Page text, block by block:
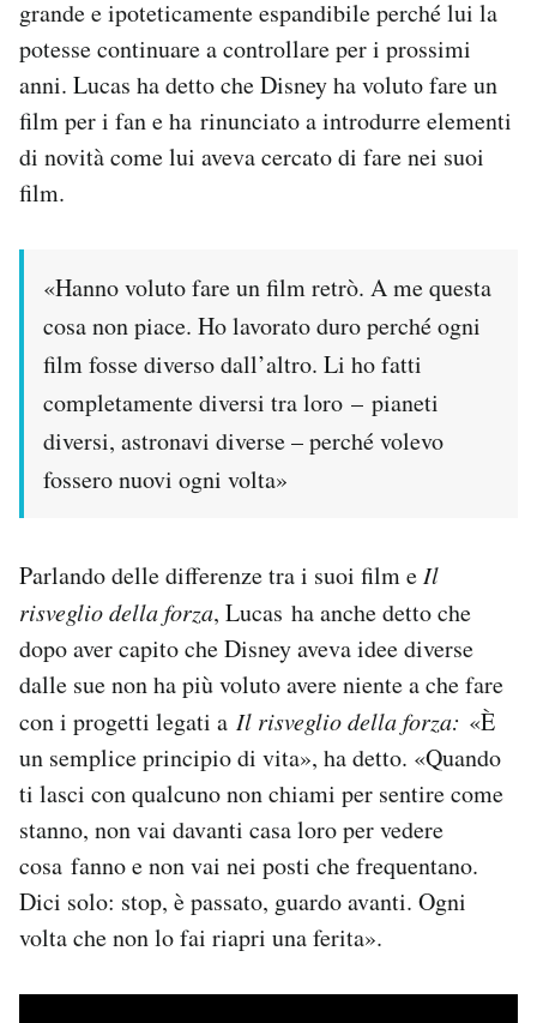
grande e ipoteticamente espandibile perché lui la
potesse continuare a controllare per i prossimi
anni. Lucas ha detto che Disney ha voluto fare un
film per i fan e ha rinunciato a introdurre elementi
di novità come lui aveva cercato di fare nei suoi
film.
«Hanno voluto fare un film retrò. A me questa
cosa non piace. Ho lavorato duro perché ogni
film fosse diverso dall’altro. Li ho fatti
completamente diversi tra loro – pianeti
diversi, astronavi diverse – perché volevo
fossero nuovi ogni volta»
Parlando delle differenze tra i suoi film eIl
risveglio della forza, Lucas ha anche detto che
dopo aver capito che Disney aveva idee diverse
dalle sue non ha più voluto avere niente a che fare
con i progetti legati a Il risveglio della forza: «È
un semplice principio di vita», ha detto. «Quando
ti lasci con qualcuno non chiami per sentire come
stanno, non vai davanti casa loro per vedere
cosa fanno e non vai nei posti che frequentano.
Dici solo: stop, è passato, guardo avanti. Ogni
volta che non lo fai riapri una ferita».